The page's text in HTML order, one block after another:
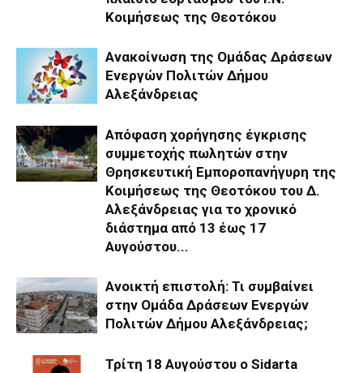
Κοιμήσεως της Θεοτόκου
Ανακοίνωση της Ομάδας Δράσεων
Ενεργών Πολιτών Δήμου
Αλεξάνδρειας
Απόφαση χορήγησης έγκρισης
συμμετοχής πωλητών στην
Θρησκευτική Εμποροπανήγυρη της
Κοιμήσεως της Θεοτόκου του Δ.
Αλεξάνδρειας για το χρονικό
διάστημα από 13 έως 17
Αυγούστου...
Ανοικτή επιστολή: Τι συμβαίνει
στην Ομάδα Δράσεων Ενεργών
Πολιτών Δήμου Αλεξάνδρειας;
Τρίτη 18 Αυγούστου ο Sidarta